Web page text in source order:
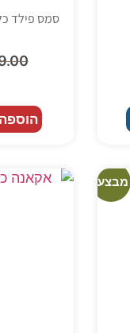
סמס פילד
מבצע!